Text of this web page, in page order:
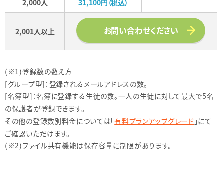
2,000人
31,100円（税込）
2,001人以上 お問い合わせください
(※1)登録数の数え方
[グループ型]：登録されるメールアドレスの数。
[名簿型]：名簿に登録する生徒の数。一人の生徒に対して最大で5名
の保護者が登録できます。
その他の登録数別料金については「有料プランアップグレード 」にて
ご確認いただけます。
(※2)ファイル共有機能は保存容量に制限があります。